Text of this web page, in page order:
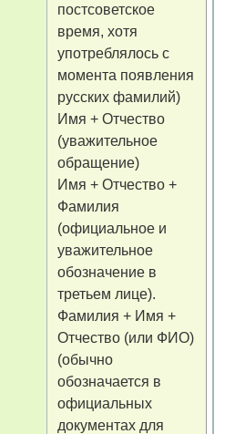
постсоветское
время, хотя
употреблялось с
момента появления
русских фамилий)
Имя + Отчество
(уважительное
обращение)
Имя + Отчество +
Фамилия
(официальное и
уважительное
обозначение в
третьем лице).
Фамилия + Имя +
Отчество (или ФИО)
(обычно
обозначается в
официальных
документах для